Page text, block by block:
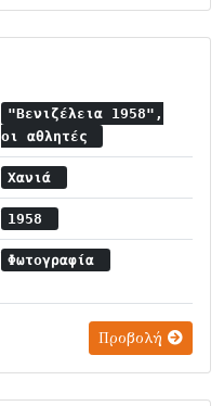
"Βενιζέλεια 1958",
οι αθλητές
Χανιά
1958
Φωτογραφία
Προβολή